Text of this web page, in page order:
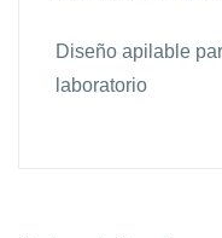
Diseño apilable
laboratorio